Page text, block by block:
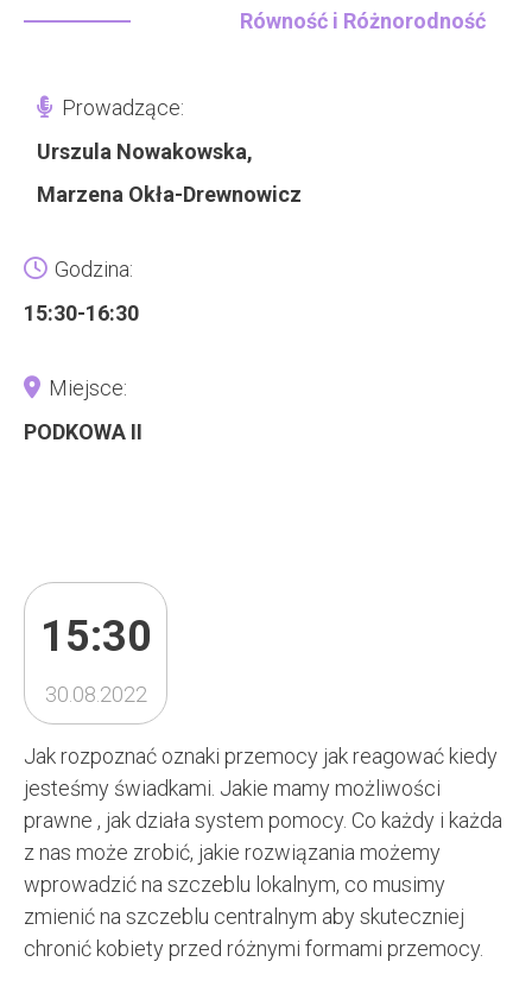
Równość i Różnorodność
Prowadzące:
Urszula Nowakowska,
Marzena Okła-Drewnowicz
Godzina:
15:30-16:30
Miejsce:
PODKOWA II
15:30
30.08.2022
Jak rozpoznać oznaki przemocy jak reagować kiedy
jesteśmy świadkami. Jakie mamy możliwości
prawne , jak działa system pomocy. Co każdy i każda
z nas może zrobić, jakie rozwiązania możemy
wprowadzić na szczeblu lokalnym, co musimy
zmienić na szczeblu centralnym aby skuteczniej
chronić kobiety przed różnymi formami przemocy.